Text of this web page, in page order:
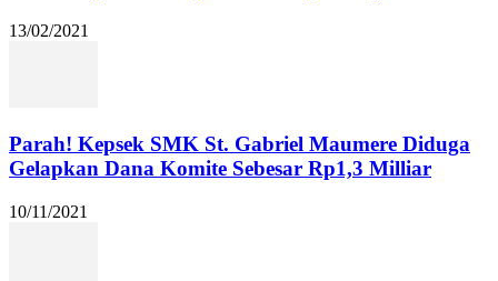
13/02/2021
Parah! Kepsek SMK St. Gabriel Maumere Diduga
Gelapkan Dana Komite Sebesar Rp1,3 Milliar
10/11/2021